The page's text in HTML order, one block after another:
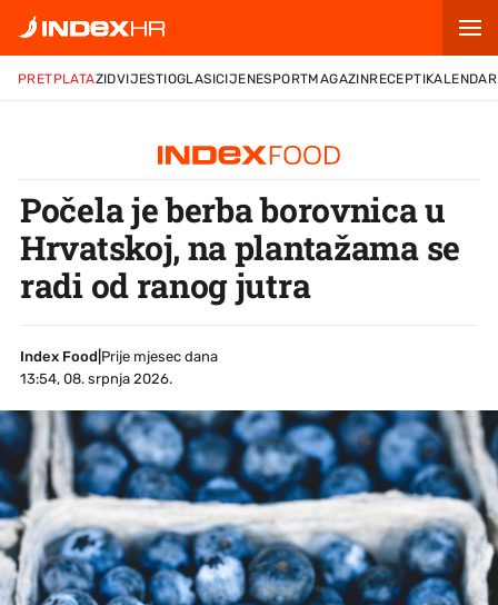
PRETPLATAZIDVIJESTIOGLASICIJENESPORTMAGAZINRECEPTIKALENDAR
Počela je berba borovnica u
Hrvatskoj, na plantažama se
radi od ranog jutra
Index Food
Prije mjesec dana
13:54, 08. srpnja 2026.